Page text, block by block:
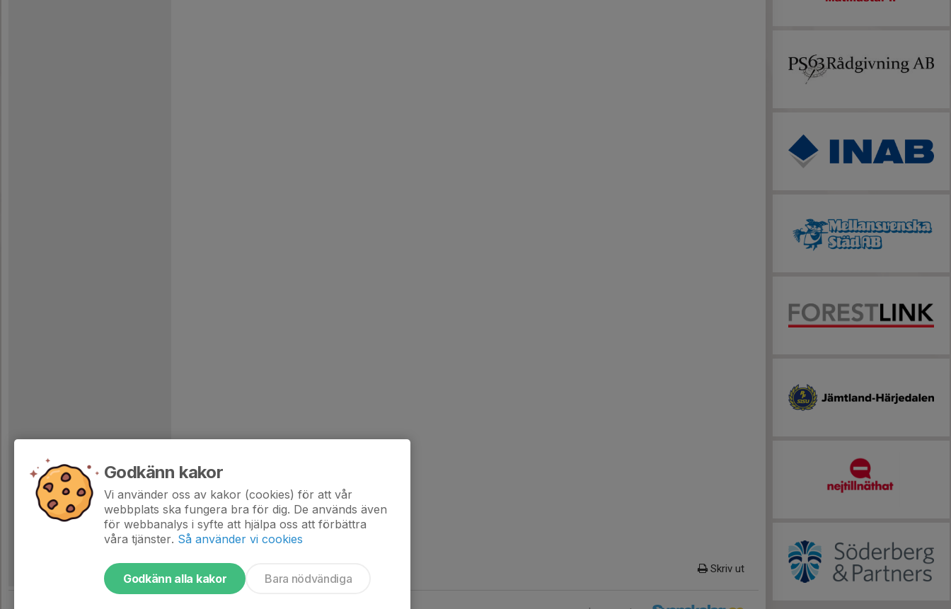
Skriv ut
Godkänn kakor
Vi använder oss av kakor (cookies) för att vår
webbplats ska fungera bra för dig. De används även
för webbanalys i syfte att hjälpa oss att förbättra
våra tjänster. Så använder vi cookies
Godkänn alla kakor Bara nödvändiga